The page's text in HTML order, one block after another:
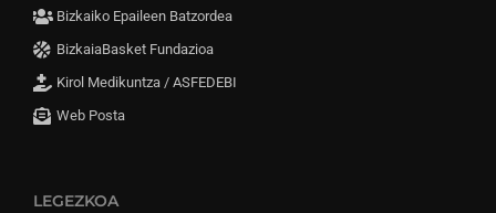
Bizkaiko Epaileen Batzordea
BizkaiaBasket Fundazioa
Kirol Medikuntza / ASFEDEBI
Web Posta
LEGEZKOA